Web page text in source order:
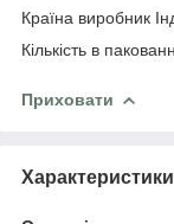
Країна виробник
Кількість в
Приховати
Характеристики